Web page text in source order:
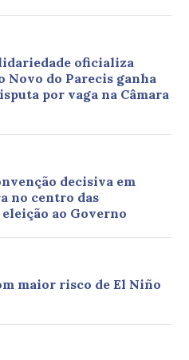
oficializa
Novo do Parecis ganha
por vaga na Câmara
decisiva em
no centro das
ao Governo
maior risco de El Niño